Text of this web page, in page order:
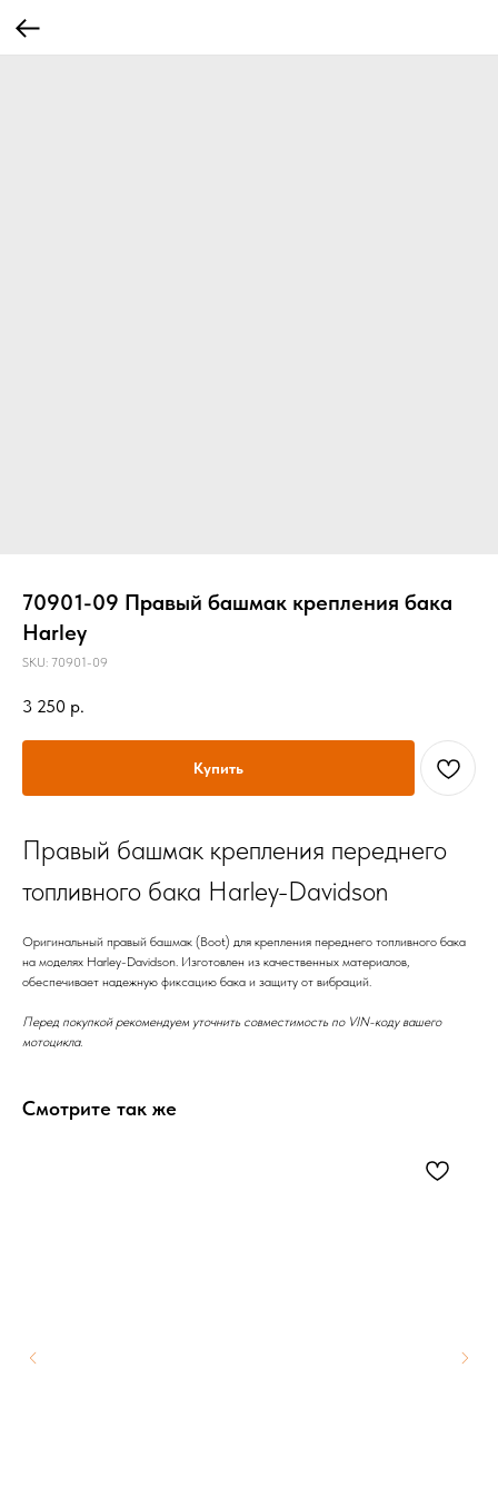
70901-09 Правый башмак крепления бака
Harley
SKU: 70901-09
3 250 р.
Купить
Правый башмак крепления переднего
топливного бака Harley-Davidson
Оригинальный правый башмак (Boot) для крепления переднего топливного бака
на моделях Harley-Davidson. Изготовлен из качественных материалов,
обеспечивает надежную фиксацию бака и защиту от вибраций.
Перед покупкой рекомендуем уточнить совместимость по VIN-коду вашего
мотоцикла.
Смотрите так же